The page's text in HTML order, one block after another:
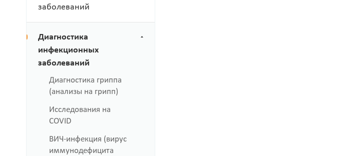
заболеваний
Диагностика
инфекционных
заболеваний
Диагностика гриппа
(анализы на грипп)
Исследования на
COVID
ВИЧ-инфекция (вирус
иммунодефицита